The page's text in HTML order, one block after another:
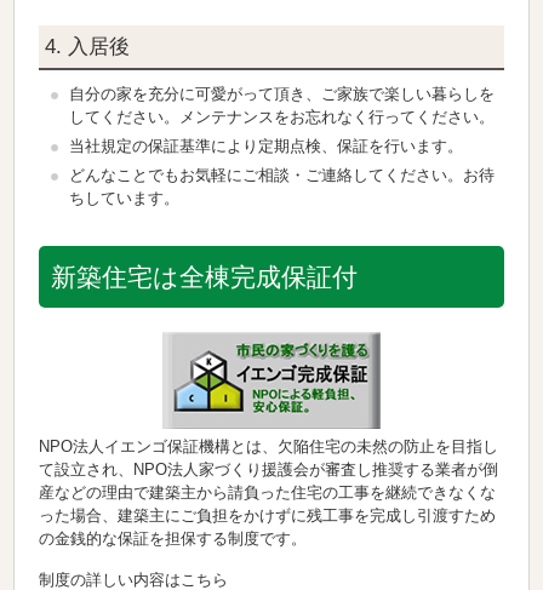
4. 入居後
自分の家を充分に可愛がって頂き、ご家族で楽しい暮らしを
してください。メンテナンスをお忘れなく行ってください。
当社規定の保証基準により定期点検、保証を行います。
どんなことでもお気軽にご相談・ご連絡してください。お待
ちしています。
新築住宅は全棟完成保証付
NPO法人イエンゴ保証機構とは、欠陥住宅の未然の防止を目指し
て設立され、NPO法人家づくり援護会が審査し推奨する業者が倒
産などの理由で建築主から請負った住宅の工事を継続できなくな
った場合、建築主にご負担をかけずに残工事を完成し引渡すため
の金銭的な保証を担保する制度です。
制度の詳しい内容はこちら